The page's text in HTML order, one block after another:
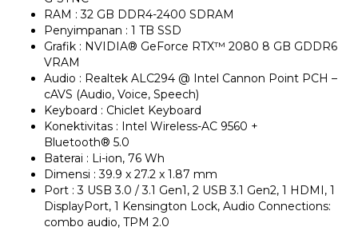
RAM : 32 GB DDR4-2400 SDRAM
Penyimpanan : 1 TB SSD
Grafik : NVIDIA® GeForce RTX™ 2080 8 GB GDDR6
VRAM
Audio : Realtek ALC294 @ Intel Cannon Point PCH –
cAVS (Audio, Voice, Speech)
Keyboard : Chiclet Keyboard
Konektivitas : Intel Wireless-AC 9560 +
Bluetooth® 5.0
Baterai : Li-ion, 76 Wh
Dimensi : 39.9 x 27.2 x 1.87 mm
Port : 3 USB 3.0 / 3.1 Gen1, 2 USB 3.1 Gen2, 1 HDMI, 1
DisplayPort, 1 Kensington Lock, Audio Connections:
combo audio, TPM 2.0